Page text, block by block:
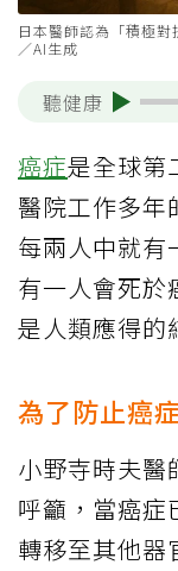
日本醫師認為「積極
／AI生成
聽健康
癌症是全球第
醫院工作多年
每兩人中就有
有一人會死於
是人類應得的
為了防止癌
小野寺時夫醫
呼籲，當癌症
轉移至其他器